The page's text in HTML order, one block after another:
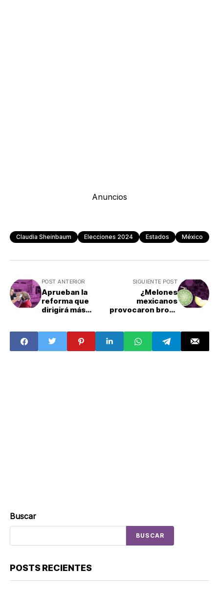
Anuncios
Claudia Sheinbaum Elecciones 2024 Estados México
POST ANTERIOR
Aprueban la
reforma que
dirigirá más
SIGUIENTE POST
¿Melones
mexicanos
provocaron brote
Buscar
BUSCAR
POSTS RECIENTES